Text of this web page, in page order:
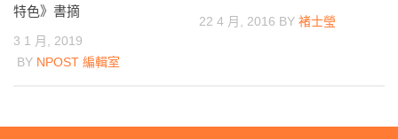
特色》書摘
3 1 月, 2019
BY NPOST 編輯室
22 4 月, 2016 BY 褚士瑩